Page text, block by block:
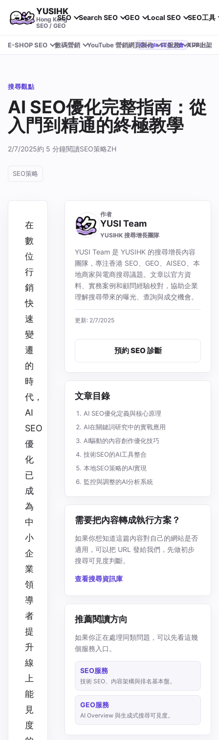
YUSIHK
Hong Kong
SEO / GEO
SEO Search SEO GEO Local SEO SEO工具
E-SHOP SEO 數碼營銷 YouTube 營銷網頁製作 IT服務 APP上架
Google SEO 大會 YUSIHK 近期參加 Google Search Central Live
搜尋觀點
AI SEO優化完整指南：從
入門到精通的終極教學
2/7/2025約 5 分鐘閱讀SEO策略ZH
SEO策略
在
數
位
行
銷
快
速
變
遷
的
時
代，
AI
SEO
優
化
已
成
為
中
小
企
業
領
導
者
提
升
線
上
能
見
度
作者
YUSI Team
YUSIHK 搜尋增長團隊
YUSI Team 是 YUSIHK 的搜尋增長內容
團隊，專注香港 SEO、GEO、AISEO、本
地商家與電商搜尋議題。文章以官方資
料、實務案例和顧問經驗校對，協助企業
理解搜尋帶來的曝光、查詢與成交機會。
更新: 2/7/2025
預約 SEO 診斷
文章目錄
AI SEO優化定義與核心原理
AI在關鍵詞研究中的實戰應用
AI驅動的內容創作優化技巧
技術SEO的AI工具整合
本地SEO策略的AI實現
監控與調整的AI分析系統
需要把內容轉成執行方案？
如果你想知道這篇內容對自己的網站是否
適用，可以把 URL 發給我們，先做初步
搜尋可見度判斷。
查看搜尋資訊庫
推薦閱讀方向
如果你正在處理同類問題，可以先看這幾
個服務入口。
SEO服務
技術 SEO、內容架構與排名基本盤。
GEO服務
AI Overview 與生成式搜尋可見度。